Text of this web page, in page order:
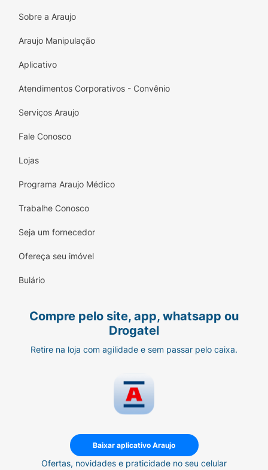
x 15,5 x 6cm (A x L x C)
Idade recomendada:
5+ Anos
Certificado Inmetro:REGISTRO 000749/20
BRI-1
Sobre a Araujo
Araujo Manipulação
Aplicativo
Atendimentos Corporativos - Convênio
Serviços Araujo
Fale Conosco
Lojas
Programa Araujo Médico
Trabalhe Conosco
Seja um fornecedor
Ofereça seu imóvel
Bulário
Compre pelo site, app, whatsapp ou
Drogatel
Retire na loja com agilidade e sem passar pelo caixa.
Baixar aplicativo Araujo
Ofertas, novidades e praticidade no seu celular